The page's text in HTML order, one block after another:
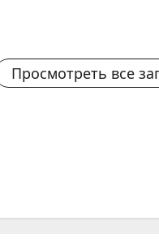
Просмотреть все